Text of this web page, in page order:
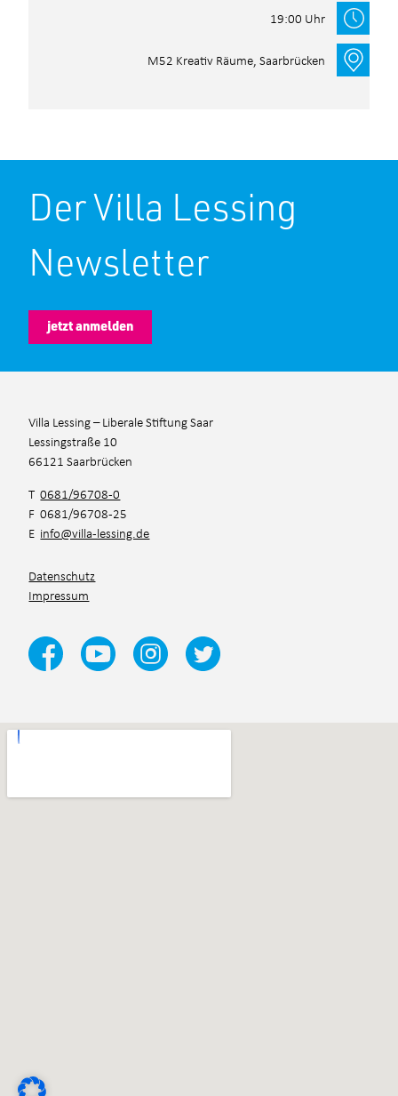
19:00 Uhr
M52 Kreativ Räume, Saarbrücken
Der Villa Lessing
Newsletter
jetzt anmelden
Villa Lessing – Liberale Stiftung Saar
Lessingstraße 10
66121 Saarbrücken
T0681/96708-0
F 0681/96708-25
E info@villa-lessing.de
Datenschutz
Impressum